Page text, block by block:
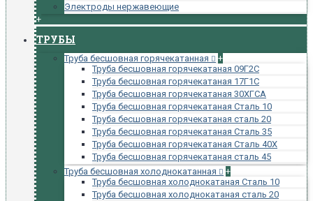
Электроды нержавеющие
+
ТРУБЫ
Труба бесшовная горячекатанная
+
Труба бесшовная горячекатаная 09Г2С
Труба бесшовная горячекатаная 17Г1С
Труба бесшовная горячекатаная 30ХГСА
Труба бесшовная горячекатаная Сталь 10
Труба бесшовная горячекатаная сталь 20
Труба бесшовная горячекатаная Сталь 35
Труба бесшовная горячекатаная Сталь 40Х
Труба бесшовная горячекатаная сталь 45
Труба бесшовная холоднокатанная
+
Труба бесшовная холоднокатаная Сталь 10
Труба бесшовная холоднокатаная сталь 20